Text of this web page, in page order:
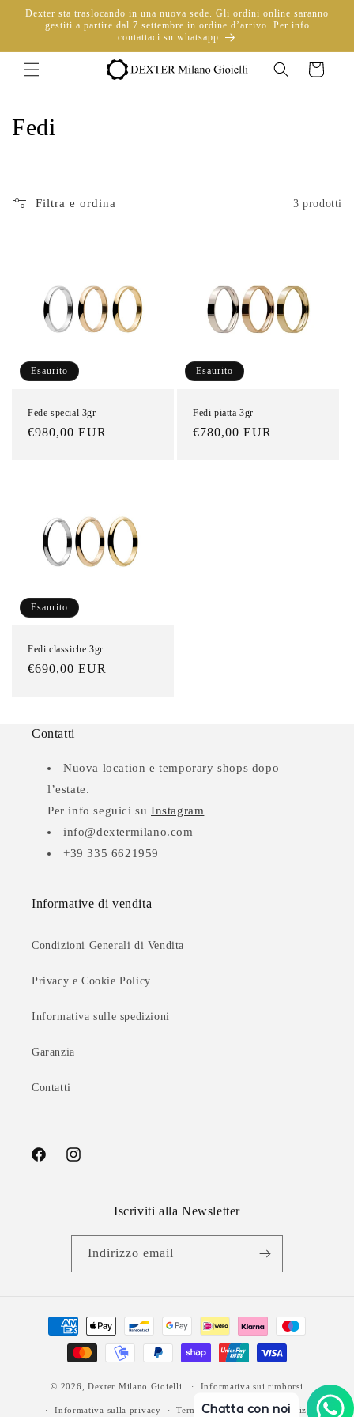
direttamente
ai contenuti
Dexter sta traslocando in una nuova sede. Gli ordini online saranno
gestiti a partire dal 7 settembre in ordine d’arrivo. Per info
contattaci su whatsapp
Carrello
C
n
Fedi
Filtra e ordina 3 prodotti
Esaurito
Fede special 3gr
Prezzo
€980,00 EUR
Esaurito
Fedi piatta 3gr
Prezzo
€780,00 EUR
Esaurito
Fedi classiche 3gr
Prezzo
€690,00 EUR
Contatti
Nuova location e temporary shops dopo
l’estate.
Per info seguici su Instagram
info@dextermilano.com
+39 335 6621959
Informative di vendita
Condizioni Generali di Vendita
Privacy e Cookie Policy
Informativa sulle spedizioni
Garanzia
Contatti
FacebookInstagram
Iscriviti alla Newsletter
Indirizzo email
Metodi
pagamento
© 2026, Dexter Milano Gioielli Informativa sui rimborsi
Informativa sulla privacy Termini e condizioni del servizio
Chatta con noi